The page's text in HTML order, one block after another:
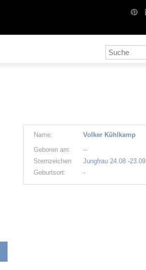
Name:
Volker Kühlkamp
Geboren am:
--
Sternzeichen
Jungfrau 24.08 -23.09
Geburtsort:
-